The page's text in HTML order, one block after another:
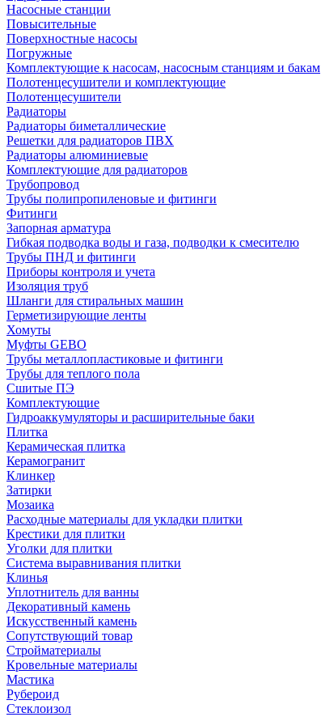
Насосные станции
Повысительные
Поверхностные насосы
Погружные
Комплектующие к насосам, насосным станциям и бакам
Полотенцесушители и комплектующие
Полотенцесушители
Радиаторы
Радиаторы биметаллические
Решетки для радиаторов ПВХ
Радиаторы алюминиевые
Комплектующие для радиаторов
Трубопровод
Трубы полипропиленовые и фитинги
Фитинги
Запорная арматура
Гибкая подводка воды и газа, подводки к смесителю
Трубы ПНД и фитинги
Приборы контроля и учета
Изоляция труб
Шланги для стиральных машин
Герметизирующие ленты
Хомуты
Муфты GEBO
Трубы металлопластиковые и фитинги
Трубы для теплого пола
Сшитые ПЭ
Комплектующие
Гидроаккумуляторы и расширительные баки
Плитка
Керамическая плитка
Керамогранит
Клинкер
Затирки
Мозаика
Расходные материалы для укладки плитки
Крестики для плитки
Уголки для плитки
Система выравнивания плитки
Клинья
Уплотнитель для ванны
Декоративный камень
Искусственный камень
Сопутствующий товар
Стройматериалы
Кровельные материалы
Мастика
Рубероид
Стеклоизол